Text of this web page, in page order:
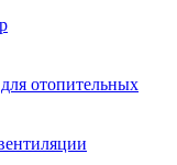
отопительных